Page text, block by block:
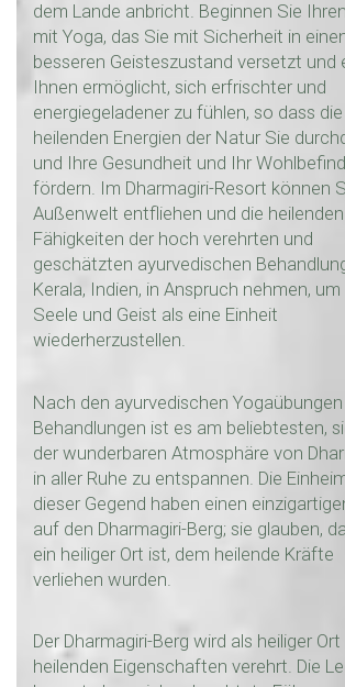
dem Lande anbricht. Beginnen Sie
mit Yoga, das Sie mit Sicherheit in
besseren Geisteszustand versetzt und
Ihnen ermöglicht, sich erfrischter und
energiegeladener zu fühlen, so dass die
heilenden Energien der Natur Sie
und Ihre Gesundheit und Ihr
fördern. Im Dharmagiri-Resort können
Außenwelt entfliehen und die heilenden
Fähigkeiten der hoch verehrten und
geschätzten ayurvedischen
Kerala, Indien, in Anspruch nehmen, um
Seele und Geist als eine Einheit
wiederherzustellen.
Nach den ayurvedischen
Behandlungen ist es am beliebtesten,
der wunderbaren Atmosphäre von
in aller Ruhe zu entspannen. Die
dieser Gegend haben einen
auf den Dharmagiri-Berg; sie glauben,
ein heiliger Ort ist, dem heilende Kräfte
verliehen wurden.
Der Dharmagiri-Berg wird als heiliger
heilenden Eigenschaften verehrt. Die